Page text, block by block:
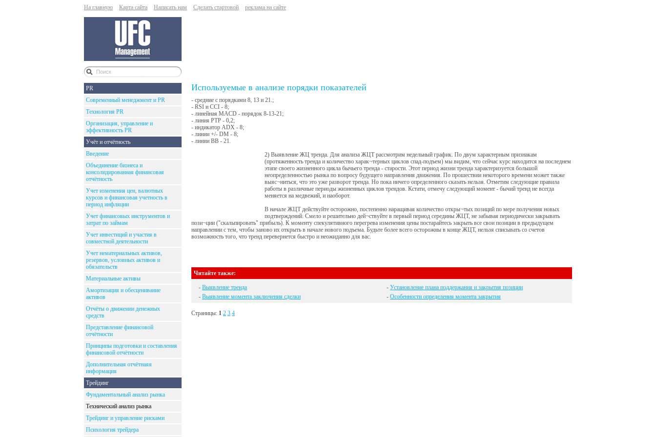
На главную Карта сайта Написать нам Сделать стартовой реклама на сайте
PR
Современный менеджмент и PR
Технология PR
Организация, управление и
эффективность PR
Учёт и отчётность
Введение
Объединение бизнеса и
консолидированная финансовая
отчётность
Учет изменения цен, валютных
курсов и финансовая учетность в
период инфляции
Учет финансовых инструментов и
затрат по займам
Учет инвестиций и участия в
совместной деятельности
Учет нематериальных активов,
резервов, условных активов и
обязательств
Материальные активы
Амортизация и обесценивание
активов
Отчёты о движении денежных
средств
Представление финансовой
отчётности
Принципы подготовки и составления
финансовой отчётности
Дополнительная отчётнаяя
информация
Трейдинг
Фундаментальный анализ рынка
Технический анализ рынка
Трейдинг и управление рисками
Психология трейдера
Используемые в анализе порядки показателей
- средние с порядками 8, 13 и 21.;
- RSI и CCI - 8;
- линейная MACD - порядок 8-13-21;
- линия PTP - 0,2;
- индикатор ADX - 8;
- линии +/- DM - 8;
- линии ВВ - 21.
2) Выявление ЖЦ тренда. Для анализа ЖЦТ рассмотрим недельный график. По двум характерным признакам
(протяженность тренда и количество харак¬терных циклов спад-подъем) мы видим, что сейчас курс находится на последнем
этапе своего жизненного цикла бычьего тренда - старости. Этот период жизни тренда характеризуется большой
неопределенностью рынка по вопросу будущего направления движения. По прошествии некоторого времени может также
выяс¬ниться, что это уже разворот тренда. Но пока ничего определенного сказать нельзя. Отметим следующие правила
работы в различные периоды жизненных циклов трендов. Кстати, отмечу следующий момент - бычий тренд не всегда
меняется на медвежий, и наоборот.
В начале ЖЦТ действуйте осторожно, постепенно наращивая количество откры¬тых позиций по мере получения новых
подтверждений. Смело и решительно дей¬ствуйте в первый период середины ЖЦТ, не забывая периодически закрывать
пози¬ции ("скальпировать" прибыль). К моменту спекулятивного перегрева изменения цены постарайтесь закрыть все свои позиции в предыдущем
направлении с тем, чтобы заново их открыть в начале нового подъема. Будьте более всего осторожны в конце ЖЦТ, нельзя списывать со счетов
возможность того, что тренд перевернется быстро и неожиданно для вас.
Читайте также:
- Выявление тренда
- Выявление момента заключения сделки
- Установление плана поддержания и закрытия позиции
- Особенности определения момента закрытия
Страницы: 1 2 3 4